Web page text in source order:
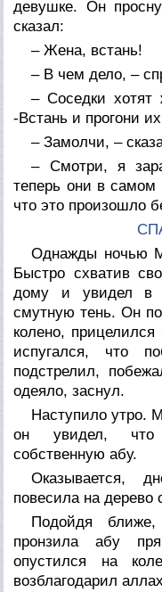
девушке. Он
сказал:
– Жена, встань!
– В чем дело, –
– Соседки
-Встань и прогони
– Замолчи, –
– Смотри, я
теперь они в самом
что это произошло
Однажды ночью
Быстро схватив
дому и увидел в
смутную тень. Он
колено,
испугался, что
подстрелил,
одеяло, заснул.
Наступило утро.
он увидел, что
собственную абу.
Оказывается,
повесила на дерево
Подойдя
пронзила абу
опустился на
возблагодарил